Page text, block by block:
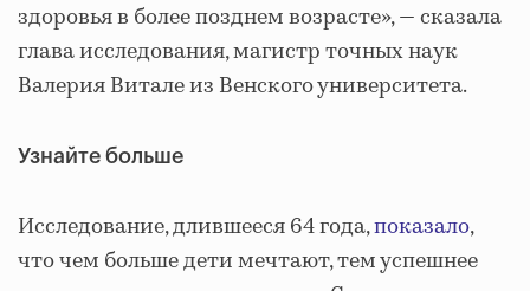
здоровья в более позднем возрасте», — сказала
глава исследования, магистр точных наук
Валерия Витале из Венского университета.
Узнайте больше
Исследование, длившееся 64 года,показало,
что чем больше дети мечтают, тем успешнее